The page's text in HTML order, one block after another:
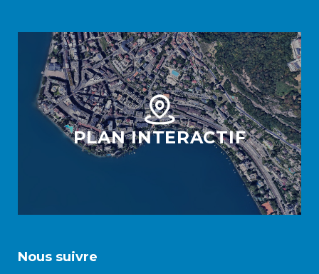
PLAN INTERACTIF
Nous suivre